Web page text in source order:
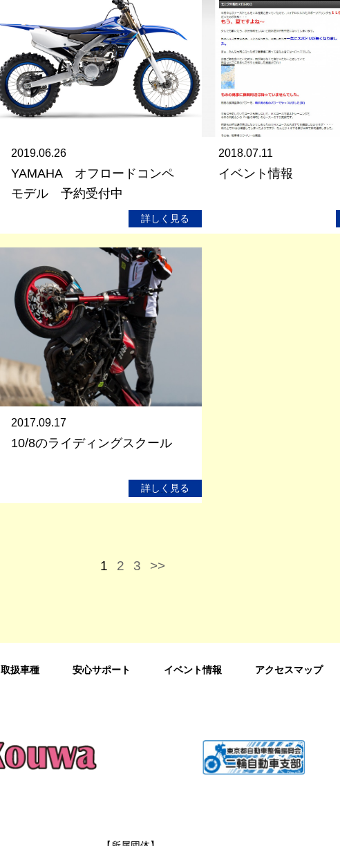
2019.06.26
YAMAHA オフロードコンペ
モデル 予約受付中
詳しく見る
2018.07.11
イベント情報
2017.09.17
10/8のライディングスクール
詳しく見る
1 2 3 >>
取扱車種 安心サポート イベント情報 アクセスマップ